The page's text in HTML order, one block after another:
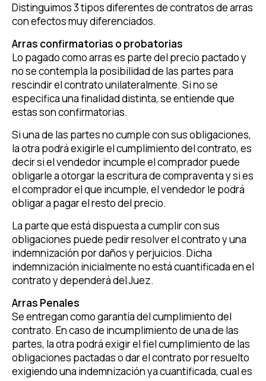
Distinguimos 3 tipos diferentes de contratos de arras
con efectos muy diferenciados.
Arras confirmatorias o probatorias
Lo pagado como arras es parte del precio pactado y
no se contempla la posibilidad de las partes para
rescindir el contrato unilateralmente. Si no se
especifica una finalidad distinta, se entiende que
estas son confirmatorias.
Si una de las partes no cumple con sus obligaciones,
la otra podrá exigirle el cumplimiento del contrato, es
decir si el vendedor incumple el comprador puede
obligarle a otorgar la escritura de compraventa y si es
el comprador el que incumple, el vendedor le podrá
obligar a pagar el resto del precio.
La parte que está dispuesta a cumplir con sus
obligaciones puede pedir resolver el contrato y una
indemnización por daños y perjuicios. Dicha
indemnización inicialmente no está cuantificada en el
contrato y dependerá del Juez.
Arras Penales
Se entregan como garantía del cumplimiento del
contrato. En caso de incumplimiento de una de las
partes, la otra podrá exigir el fiel cumplimiento de las
obligaciones pactadas o dar el contrato por resuelto
exigiendo una indemnización ya cuantificada, cual es